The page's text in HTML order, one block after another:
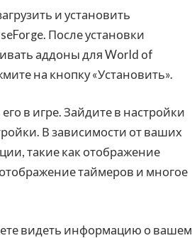
и установить
После установки
аддоны для World of
на кнопку «Установить».
в игре. Зайдите в настройки
В зависимости от ваших
такие как отображение
таймеров и многое
видеть информацию о вашем